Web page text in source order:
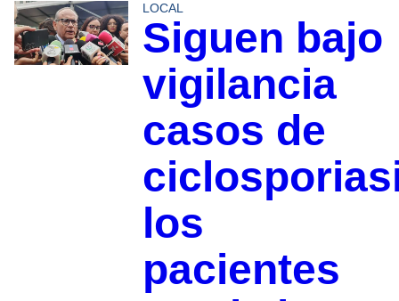
LOCAL
Siguen bajo
vigilancia
casos de
los
pacientes